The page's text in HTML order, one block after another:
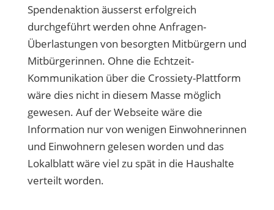
Spendenaktion äusserst erfolgreich
durchgeführt werden ohne Anfragen-
Überlastungen von besorgten Mitbürgern und
Mitbürgerinnen. Ohne die Echtzeit-
Kommunikation über die Crossiety-Plattform
wäre dies nicht in diesem Masse möglich
gewesen. Auf der Webseite wäre die
Information nur von wenigen Einwohnerinnen
und Einwohnern gelesen worden und das
Lokalblatt wäre viel zu spät in die Haushalte
verteilt worden.